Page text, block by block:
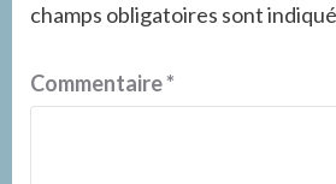
champs obligatoires sont
Commentaire*